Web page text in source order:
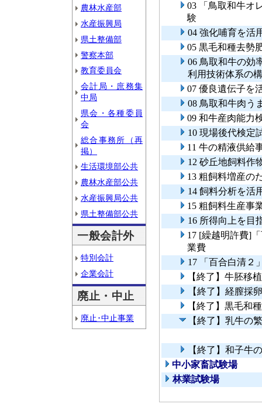
農林水産部
水産振興局
県土整備部
警察本部
教育委員会
会計局・庶務集
中局
県会・各種委員
会
総合事務所（再
掲）
生活環境部公共
農林水産部公共
水産振興局公共
県土整備部公共
一般会計外
特別会計
企業会計
廃止・中止
廃止･中止事業
03 「鳥取和牛オ
験
04 強化哺育を活
05 黒毛和種去勢
06 鳥取和牛の効
利用技術体系の
07 優良遺伝子を
08 鳥取和牛肉う
09 和牛産肉能力
10 現場後代検定
11 牛の精液供給
12 砂丘地飼料作
13 粗飼料増産の
14 飼料分析を活
15 粗飼料生産事
16 所得向上を目
17 [繰越明許費]
業費
17 「百合白清２
【終了】牛胚移
【終了】経膣採
【終了】黒毛和
【終了】乳牛の
【終了】和子牛
中小家畜試験場
林業試験場